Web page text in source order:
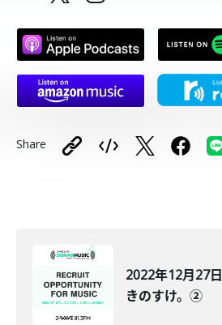
Share
2022年12月27
きのすけ。②